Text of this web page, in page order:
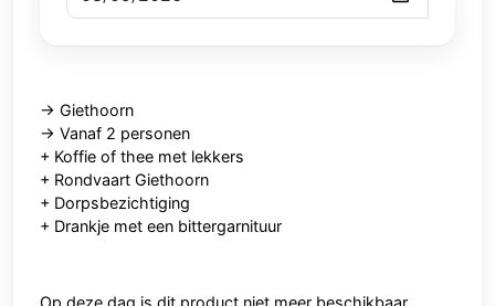
-> Giethoorn
-> Vanaf 2 personen
+ Koffie of thee met lekkers
+ Rondvaart Giethoorn
+ Dorpsbezichtiging
+ Drankje met een bittergarnituur